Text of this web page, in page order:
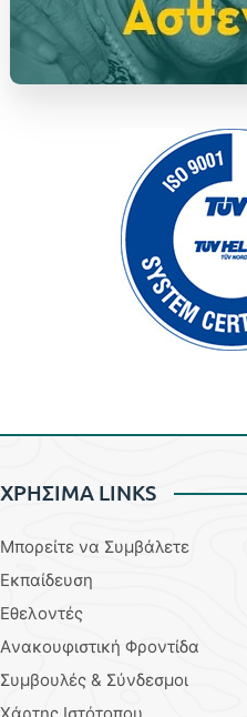
ΧΡΗΣΙΜΑ LINKS
Μπορείτε να Συμβάλετε
Εκπαίδευση
Εθελοντές
Aνακουφιστική Φροντίδα
Συμβουλές & Σύνδεσμοι